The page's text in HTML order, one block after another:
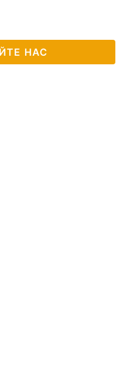
НАС